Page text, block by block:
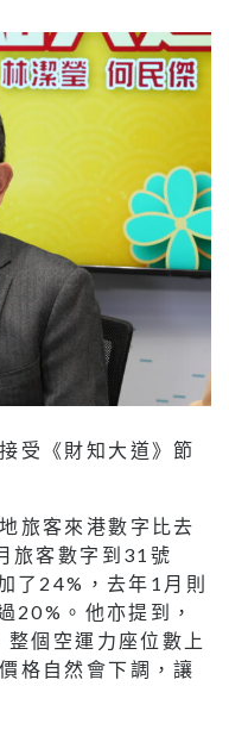
受《財知大道》節
旅客來港數字比去
旅客數字到31號
了24%，去年1月則
20%。他亦提到，
個空運力座位數上
格自然會下調，讓